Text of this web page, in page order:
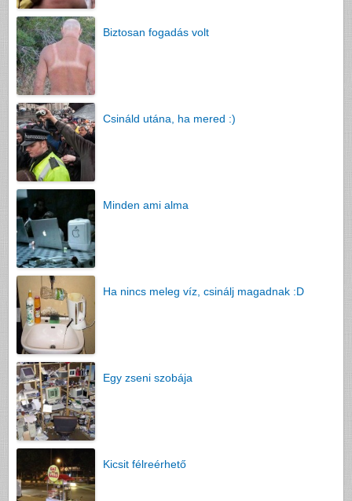
Biztosan fogadás volt
Csináld utána, ha mered :)
Minden ami alma
Ha nincs meleg víz, csinálj magadnak :D
Egy zseni szobája
Kicsit félreérhető